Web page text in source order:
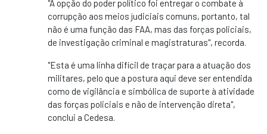
"A opção do poder político foi entregar o combate à
corrupção aos meios judiciais comuns, portanto, tal
não é uma função das FAA, mas das forças policiais,
de investigação criminal e magistraturas", recorda.
"Esta é uma linha difícil de traçar para a atuação dos
militares, pelo que a postura aqui deve ser entendida
como de vigilância e simbólica de suporte à atividade
das forças policiais e não de intervenção direta",
conclui a Cedesa.